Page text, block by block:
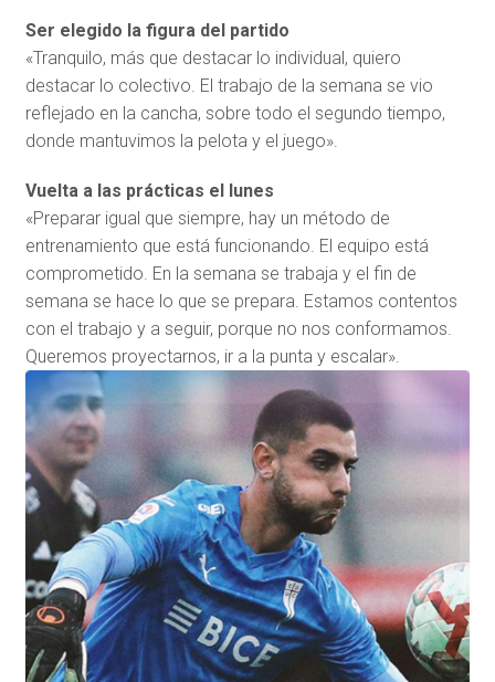
Ser elegido la figura del partido
«Tranquilo, más que destacar lo individual, quiero
destacar lo colectivo. El trabajo de la semana se vio
reflejado en la cancha, sobre todo el segundo tiempo,
donde mantuvimos la pelota y el juego».
Vuelta a las prácticas el lunes
«Preparar igual que siempre, hay un método de
entrenamiento que está funcionando. El equipo está
comprometido. En la semana se trabaja y el fin de
semana se hace lo que se prepara. Estamos contentos
con el trabajo y a seguir, porque no nos conformamos.
Queremos proyectarnos, ir a la punta y escalar».